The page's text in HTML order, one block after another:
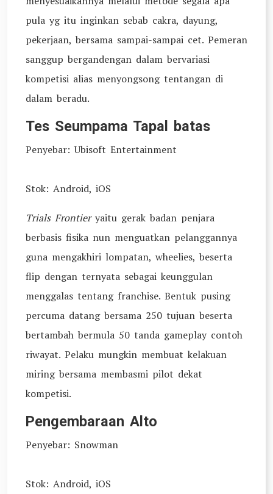
pula yg itu inginkan sebab cakra, dayung,
pekerjaan, bersama sampai-sampai cet. Pemeran
sanggup bergandengan dalam bervariasi
kompetisi alias menyongsong tentangan di
dalam beradu.
Tes Seumpama Tapal batas
Penyebar: Ubisoft Entertainment
Stok: Android, iOS
Trials Frontier yaitu gerak badan penjara
berbasis fisika nun menguatkan pelanggannya
guna mengakhiri lompatan, wheelies, beserta
flip dengan ternyata sebagai keunggulan
menggalas tentang franchise. Bentuk pusing
percuma datang bersama 250 tujuan beserta
bertambah bermula 50 tanda gameplay contoh
riwayat. Pelaku mungkin membuat kelakuan
miring bersama membasmi pilot dekat
kompetisi.
Pengembaraan Alto
Penyebar: Snowman
Stok: Android, iOS